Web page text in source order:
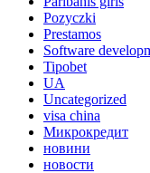
Pozyczki
Prestamos
Software
Tipobet
UA
Uncategorized
visa china
Микрокредит
новини
новости